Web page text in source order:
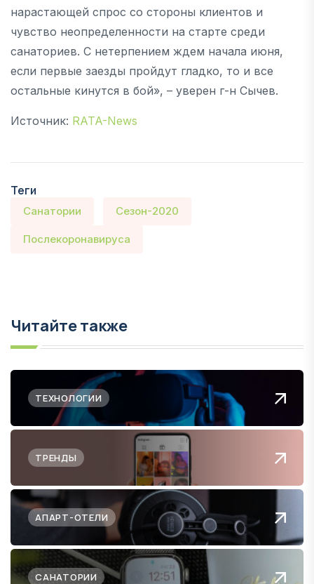
нарастающей спрос со стороны клиентов и
чувство неопределенности на старте среди
санаториев. С нетерпением ждем начала июня,
если первые заезды пройдут гладко, то и все
остальные кинутся в бой», – уверен г-н Сычев.
Источник: RATA-News
Теги
Санатории Сезон-2020
Послекоронавируса
Читайте также
ТЕХНОЛОГИИ
ТРЕНДЫ
АПАРТ-ОТЕЛИ
САНАТОРИИ